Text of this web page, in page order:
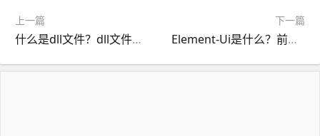
上一篇
什么是dll文件？dll文件丢失怎么恢复？
下一篇
Element-Ui是什么？前端开发的界面组件库解析